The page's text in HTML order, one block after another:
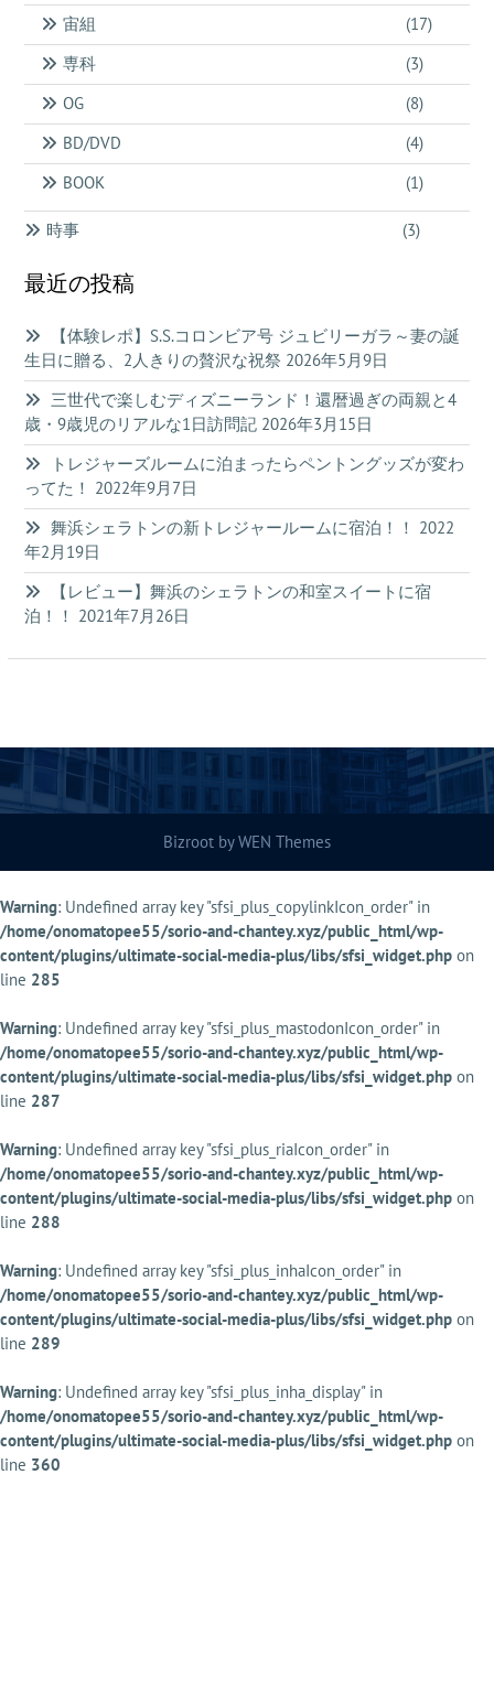
宙組
(17)
専科
(3)
OG
(8)
BD/DVD
(4)
BOOK
(1)
時事 (3)
最近の投稿
【体験レポ】S.S.コロンビア号 ジュビリーガラ～妻の誕
生日に贈る、2人きりの贅沢な祝祭 2026年5月9日
三世代で楽しむディズニーランド！還暦過ぎの両親と4
歳・9歳児のリアルな1日訪問記 2026年3月15日
トレジャーズルームに泊まったらペントングッズが変わ
ってた！ 2022年9月7日
舞浜シェラトンの新トレジャールームに宿泊！！ 2022
年2月19日
【レビュー】舞浜のシェラトンの和室スイートに宿
泊！！ 2021年7月26日
Bizroot byWEN Themes
Warning: Undefined array key "sfsi_plus_copylinkIcon_order" in
/home/onomatopee55/sorio-and-chantey.xyz/public_html/wp-
content/plugins/ultimate-social-media-plus/libs/sfsi_widget.php on
line 285
Warning: Undefined array key "sfsi_plus_mastodonIcon_order" in
/home/onomatopee55/sorio-and-chantey.xyz/public_html/wp-
content/plugins/ultimate-social-media-plus/libs/sfsi_widget.php on
line 287
Warning: Undefined array key "sfsi_plus_riaIcon_order" in
/home/onomatopee55/sorio-and-chantey.xyz/public_html/wp-
content/plugins/ultimate-social-media-plus/libs/sfsi_widget.php on
line 288
Warning: Undefined array key "sfsi_plus_inhaIcon_order" in
/home/onomatopee55/sorio-and-chantey.xyz/public_html/wp-
content/plugins/ultimate-social-media-plus/libs/sfsi_widget.php on
line 289
Warning: Undefined array key "sfsi_plus_inha_display" in
/home/onomatopee55/sorio-and-chantey.xyz/public_html/wp-
content/plugins/ultimate-social-media-plus/libs/sfsi_widget.php on
line 360